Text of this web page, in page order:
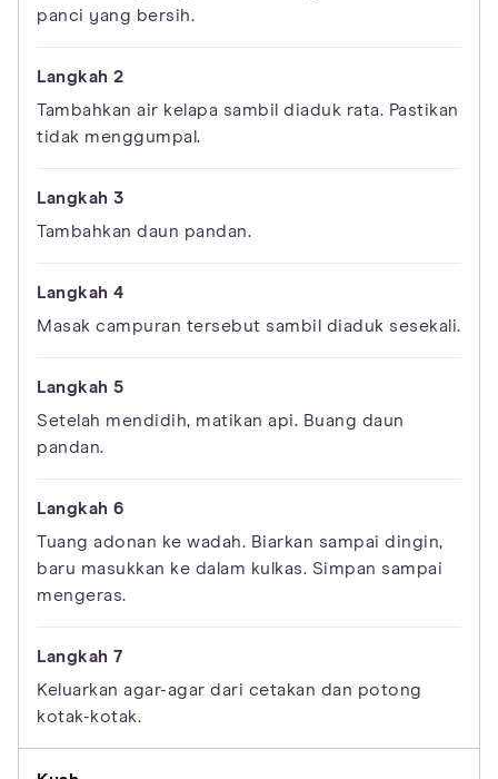
panci yang bersih.
Tambahkan air kelapa sambil diaduk rata. Pastikan
tidak menggumpal.
Tambahkan daun pandan.
Masak campuran tersebut sambil diaduk sesekali.
Setelah mendidih, matikan api. Buang daun
pandan.
Tuang adonan ke wadah. Biarkan sampai dingin,
baru masukkan ke dalam kulkas. Simpan sampai
mengeras.
Keluarkan agar-agar dari cetakan dan potong
kotak-kotak.